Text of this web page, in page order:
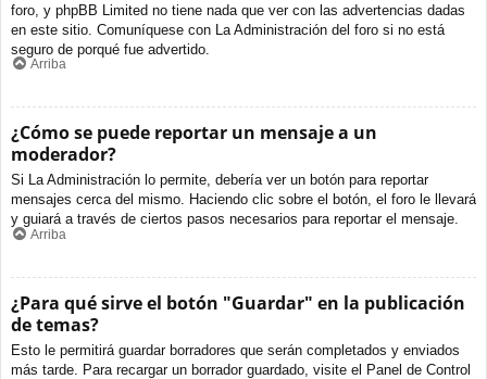
foro, y phpBB Limited no tiene nada que ver con las advertencias dadas
en este sitio. Comuníquese con La Administración del foro si no está
seguro de porqué fue advertido.
Arriba
¿Cómo se puede reportar un mensaje a un
moderador?
Si La Administración lo permite, debería ver un botón para reportar
mensajes cerca del mismo. Haciendo clic sobre el botón, el foro le llevará
y guiará a través de ciertos pasos necesarios para reportar el mensaje.
Arriba
¿Para qué sirve el botón "Guardar" en la publicación
de temas?
Esto le permitirá guardar borradores que serán completados y enviados
más tarde. Para recargar un borrador guardado, visite el Panel de Control